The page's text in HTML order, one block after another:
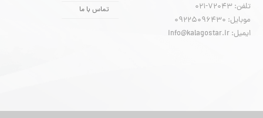
تماس با ما
تلفن: 72043-021
موبایل: 09225096430
ایمیل: info@kalagostar.ir